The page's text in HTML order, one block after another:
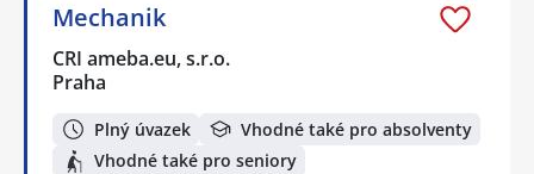
Mechanik
CRI ameba.eu, s.r.o.
Praha
Plný úvazek
Vhodné také pro absolventy
Vhodné také pro seniory